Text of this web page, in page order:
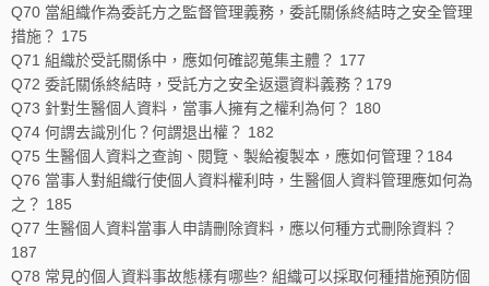
Q70 當組織作為委託方之監督管理義務，委託關係終結時之安全管理
措施？ 175
Q71 組織於受託關係中，應如何確認蒐集主體？ 177
Q72 委託關係終結時，受託方之安全返還資料義務？179
Q73 針對生醫個人資料，當事人擁有之權利為何？ 180
Q74 何謂去識別化？何謂退出權？ 182
Q75 生醫個人資料之查詢、閱覽、製給複製本，應如何管理？184
Q76 當事人對組織行使個人資料權利時，生醫個人資料管理應如何為
之？ 185
Q77 生醫個人資料當事人申請刪除資料，應以何種方式刪除資料？
187
Q78 常見的個人資料事故態樣有哪些? 組織可以採取何種措施預防個